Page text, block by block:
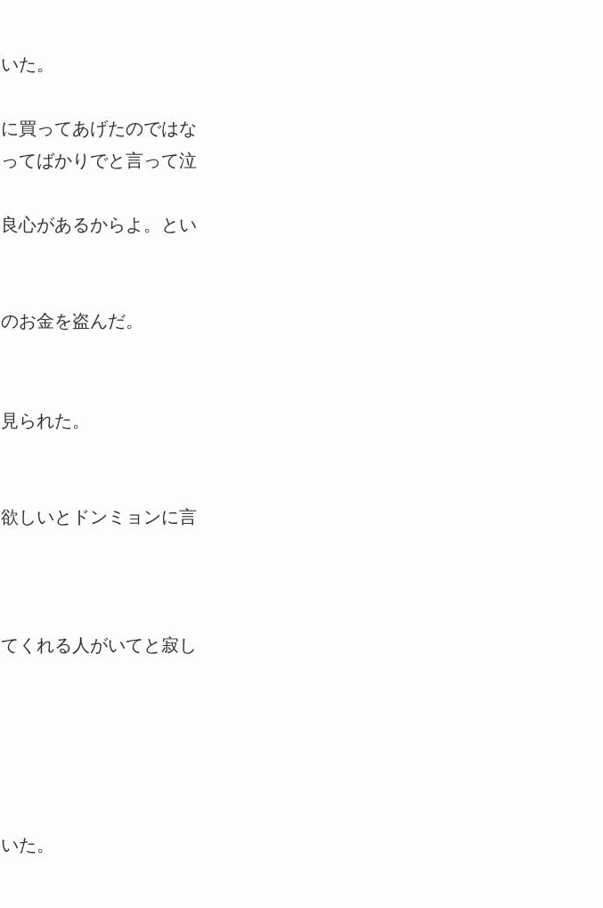
た。
買ってあげたのではな
てばかりでと言って泣
心があるからよ。とい
お金を盗んだ。
られた。
しいとドンミョンに言
くれる人がいてと寂し
た。